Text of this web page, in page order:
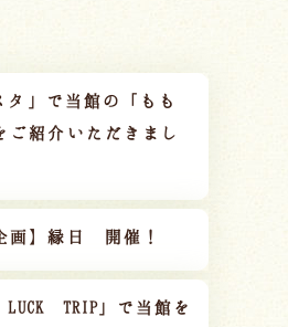
タ」で当館の「もも
ご紹介いただきまし
画】縁日 開催！
LUCK TRIP」で当館を